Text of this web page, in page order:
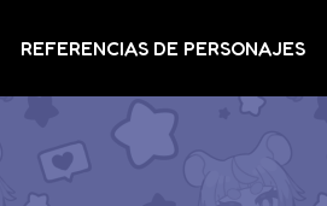
REFERENCIAS DE PERSONAJES